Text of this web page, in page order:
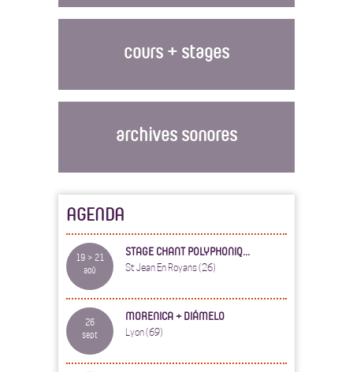
cours + stages
archives sonores
AGENDA
19 > 21
aoû
STAGE CHANT POLYPHONIQ...
St Jean En Royans (26)
26
sept
MORENICA + DIÁMELO
Lyon (69)